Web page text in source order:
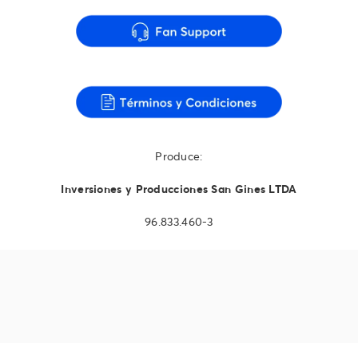
Produce:
Inversiones y Producciones San Gines LTDA
96.833.460-3